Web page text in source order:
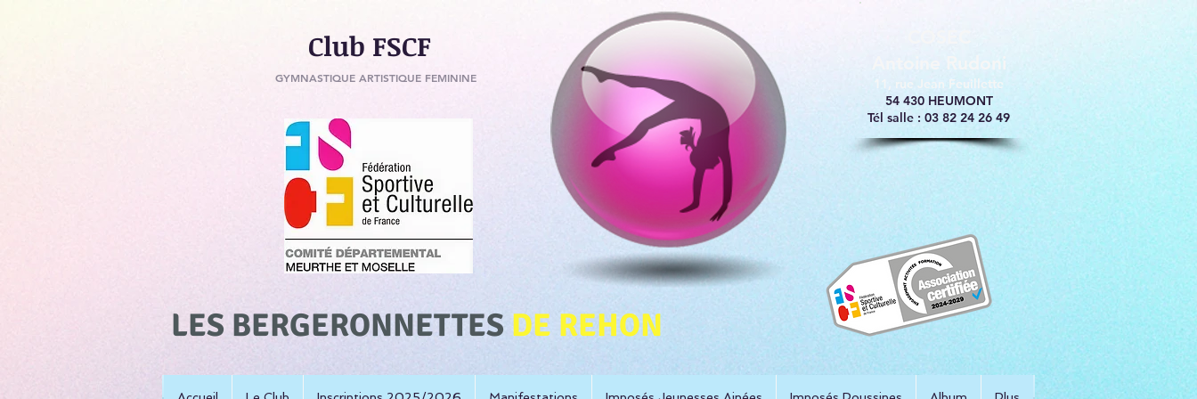
Club ​FSCF
GYMNASTIQUE ARTISTIQUE FEMININE
Antoine Rudoni
11, rue Jean Feuillette
54 430 HEUMONT
Tél salle : 03 82 24 26 49
LES BERGERONNETTES DE REHON